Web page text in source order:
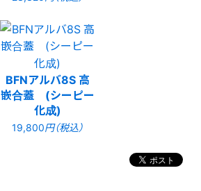
BFNアルバ8S 高
嵌合蓋 (シーピー
化成)
19,800円（税込）